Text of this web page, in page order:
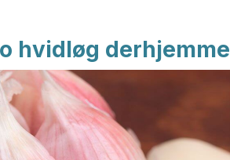
hvidløg derhjemme